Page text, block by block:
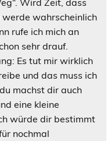
wahrscheinlich
rufe ich mich an
sehr drauf.
Es tut mir wirklich
und das muss ich
machst dir auch
eine kleine
würde dir bestimmt
nochmal